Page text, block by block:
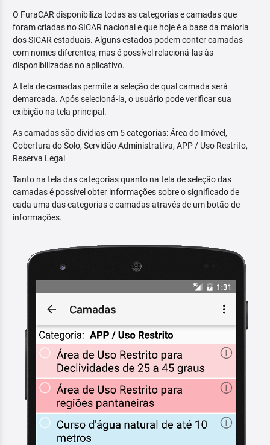
O FuraCAR disponibiliza todas as categorias e camadas que
foram criadas no SICAR nacional e que hoje é a base da maioria
dos SICAR estaduais. Alguns estados podem conter camadas
com nomes diferentes, mas é possível relacioná-las às
disponibilizadas no aplicativo.
A tela de camadas permite a seleção de qual camada será
demarcada. Após selecioná-la, o usuário pode verificar sua
exibição na tela principal.
As camadas são dividias em 5 categorias: Área do Imóvel,
Cobertura do Solo, Servidão Administrativa, APP / Uso Restrito,
Reserva Legal
Tanto na tela das categorias quanto na tela de seleção das
camadas é possível obter informações sobre o significado de
cada uma das categorias e camadas através de um botão de
informações.